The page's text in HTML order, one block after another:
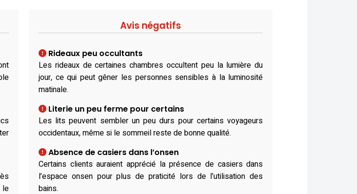
le
Avis négatifs
Rideaux peu occultants
Les rideaux de certaines chambres occultent peu la lumière du
jour, ce qui peut gêner les personnes sensibles à la luminosité
matinale.
Literie un peu ferme pour certains
Les lits peuvent sembler un peu durs pour certains voyageurs
occidentaux, même si le sommeil reste de bonne qualité.
Absence de casiers dans l’onsen
Certains clients auraient apprécié la présence de casiers dans
l’espace onsen pour plus de praticité lors de l’utilisation des
bains.